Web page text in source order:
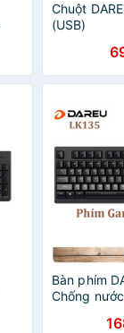
Chuột
(USB)
Bàn phím
Chống